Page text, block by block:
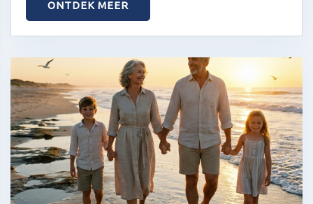
ONTDEK MEER